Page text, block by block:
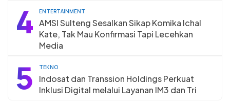
4 ENTERTAINMENT
AMSI Sulteng Sesalkan Sikap Komika Ichal
Kate, Tak Mau Konfirmasi Tapi Lecehkan
Media
5 TEKNO
Indosat dan Transsion Holdings Perkuat
Inklusi Digital melalui Layanan IM3 dan Tri